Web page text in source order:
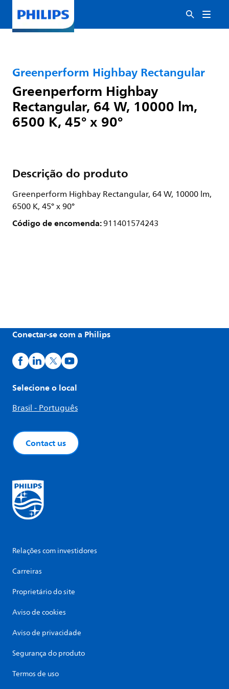
Greenperform Highbay Rectangular
Greenperform Highbay
Rectangular, 64 W, 10000 lm,
6500 K, 45° x 90°
Descrição do produto
Greenperform Highbay Rectangular, 64 W, 10000 lm,
6500 K, 45° x 90°
Código de encomenda:911401574243
Conectar-se com a Philips
Selecione o local
Brasil - Português
Contact us
Relações com investidores
Carreiras
Proprietário do site
Aviso de cookies
Aviso de privacidade
Segurança do produto
Termos de uso